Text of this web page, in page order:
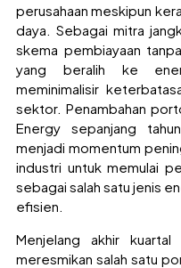
perusahaan meskipun
daya. Sebagai mitra
skema pembiayaan
yang beralih ke
meminimalisir
sektor. Penambahan
Energy sepanjang
menjadi momentum
industri untuk memulai
sebagai salah satu jenis
efisien.
Menjelang akhir
meresmikan salah satu